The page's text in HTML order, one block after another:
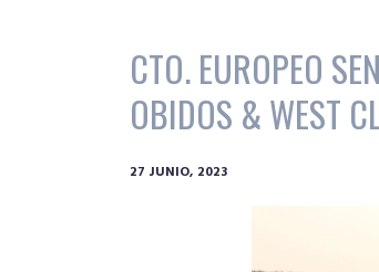
CTO. EUROPEO
OBIDOS & WEST
27 JUNIO, 2023